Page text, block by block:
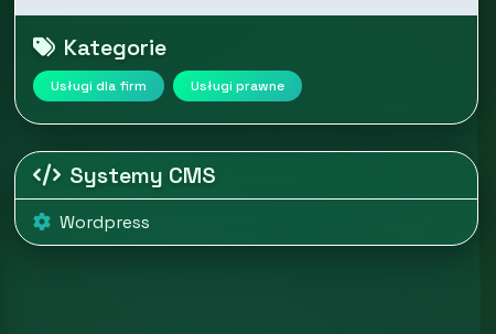
Kategorie
Usługi dla firm Usługi prawne
Systemy CMS
Wordpress